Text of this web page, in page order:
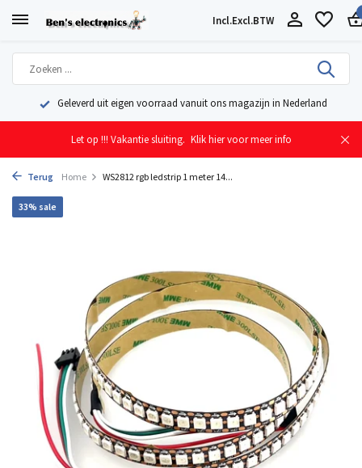
Incl.Excl.BTW
Geleverd uit eigen voorraad vanuit ons magazijn in Nederland
Let op !!! Vakantie sluiting. Klik hier voor meer info
Terug Home WS2812 rgb ledstrip 1 meter 14...
33% sale